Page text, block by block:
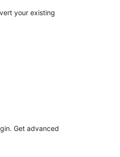
your existing
Get advanced